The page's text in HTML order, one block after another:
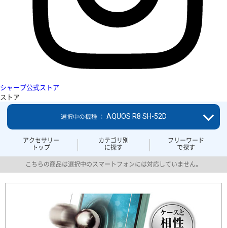
シャープ公式ストア
ストア
アクセサリー
トップ
カテゴリ別
に探す
フリーワード
で探す
選択中の機種 ： AQUOS R8 SH-52D
こちらの商品は選択中のスマートフォンには対応していません。